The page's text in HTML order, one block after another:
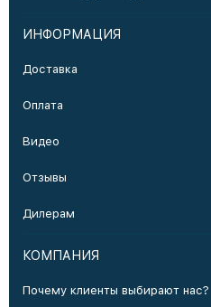
ИНФОРМАЦИЯ
Доставка
Оплата
Видео
Отзывы
Дилерам
КОМПАНИЯ
Почему клиенты выбирают нас?